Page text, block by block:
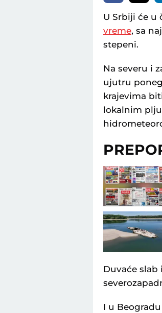
U Srbiji će u
vreme, sa
stepeni.
Na severu i
ujutru
krajevima
lokalnim
Duvaće slab
I u